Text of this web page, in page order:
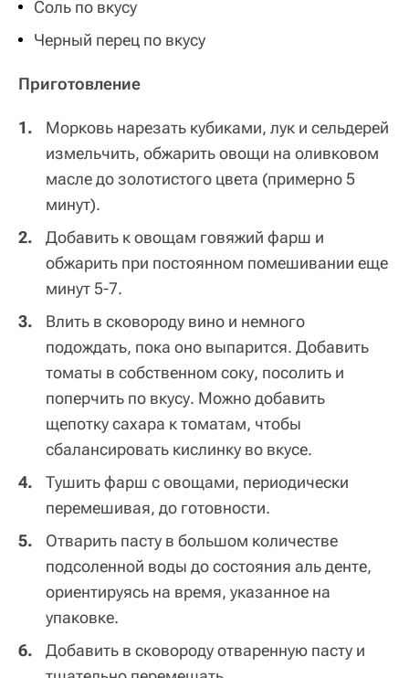
Соль по вкусу
Черный перец по вкусу
Приготовление
Морковь нарезать кубиками, лук и сельдерей
измельчить, обжарить овощи на оливковом
масле до золотистого цвета (примерно 5
минут).
Добавить к овощам говяжий фарш и
обжарить при постоянном помешивании еще
минут 5-7.
Влить в сковороду вино и немного
подождать, пока оно выпарится. Добавить
томаты в собственном соку, посолить и
поперчить по вкусу. Можно добавить
щепотку сахара к томатам, чтобы
сбалансировать кислинку во вкусе.
Тушить фарш с овощами, периодически
перемешивая, до готовности.
Отварить пасту в большом количестве
подсоленной воды до состояния аль денте,
ориентируясь на время, указанное на
упаковке.
Добавить в сковороду отваренную пасту и